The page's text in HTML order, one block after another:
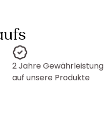
2 Jahre Gewährleistung
auf unsere Produkte